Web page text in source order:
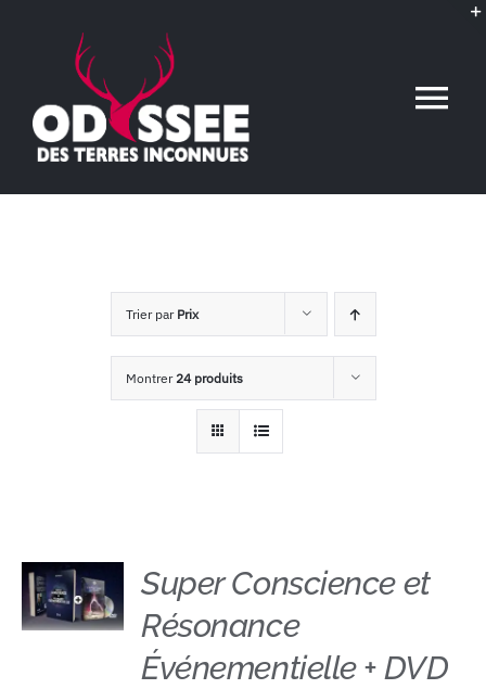
contenu
L’association
Voyages conférences
Trier par Prix
Montrer 24 produits
AJOUTER
Super Conscience et
Résonance
Événementielle + DVD